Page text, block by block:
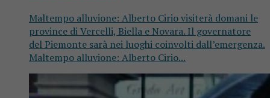
Maltempo alluvione: Alberto Cirio visiterà domani le
province di Vercelli, Biella e Novara. Il governatore
del Piemonte sarà nei luoghi coinvolti dall’emergenza.
Maltempo alluvione: Alberto Cirio...